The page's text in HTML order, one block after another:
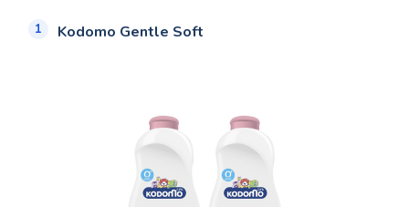
Kodomo Gentle Soft